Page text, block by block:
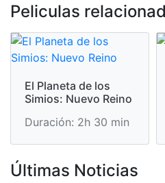
Peliculas
El Planeta de los
Simios: Nuevo Reino
Duración: 2h 30 min
Últimas Noticias